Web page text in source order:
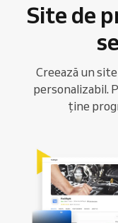
Site de
Creează un
personalizabil.
ține